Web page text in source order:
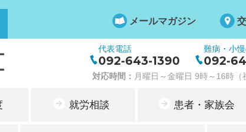
メールマガジン
代表電話
092-643-1390
難病・小
092-
対応時間： 月曜日～金曜日 9時～16時（
就労相談 患者・家族会